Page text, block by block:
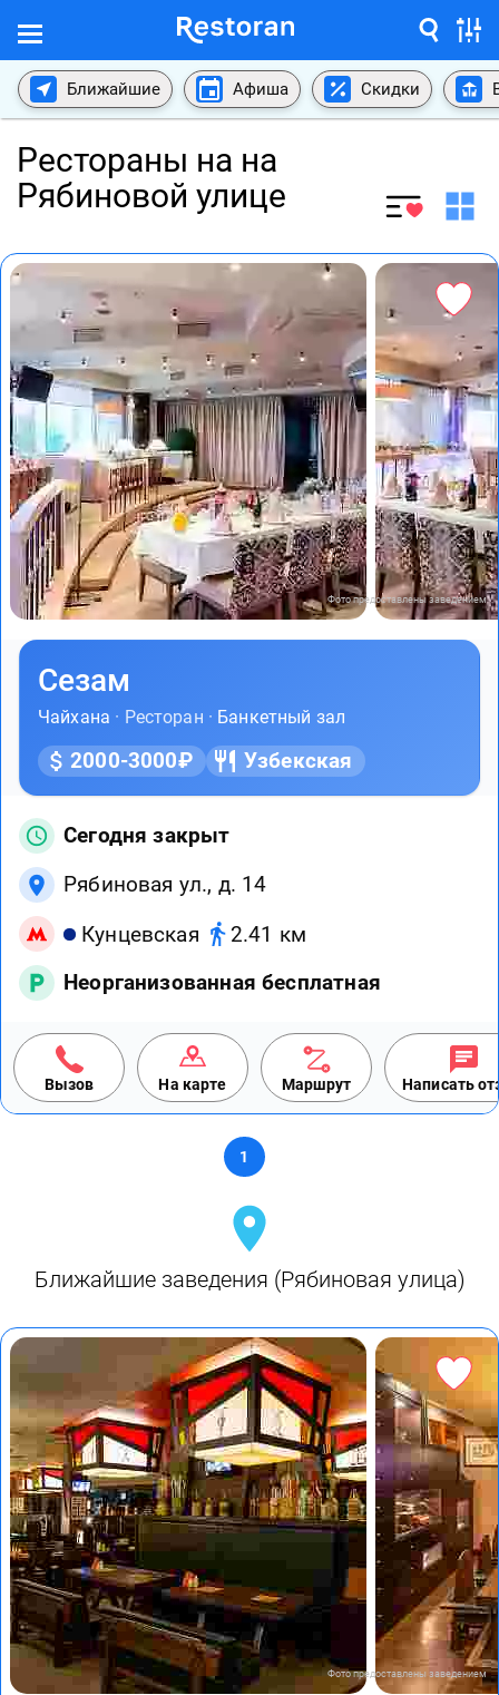
Ближайшие Афиша Скидки
Рестораны на на
Рябиновой улице
Фото предоставлены заведением
Сезам
Чайхана · Ресторан · Банкетный зал
2000-3000₽ Узбекская
Сегодня закрыт
Рябиновая ул., д. 14
Кунцевская
2.41 км
Неорганизованная бесплатная
Вызов На карте Маршрут Написать
1
Ближайшие заведения (Рябиновая улица)
Фото предоставлены заведением